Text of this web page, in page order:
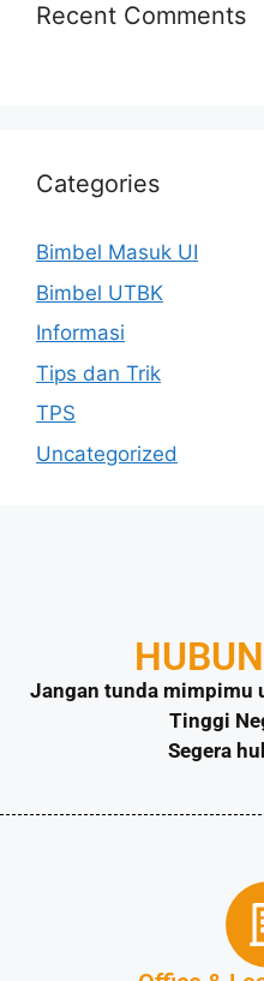
Recent Comments
Categories
Bimbel Masuk UI
Bimbel UTBK
Informasi
Tips dan Trik
TPS
Uncategorized
Jangan tunda mimpimu
Tinggi
Segera